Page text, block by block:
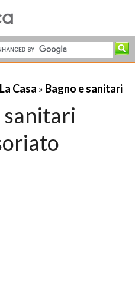
La Casa » Bagno e sanitari
sanitari